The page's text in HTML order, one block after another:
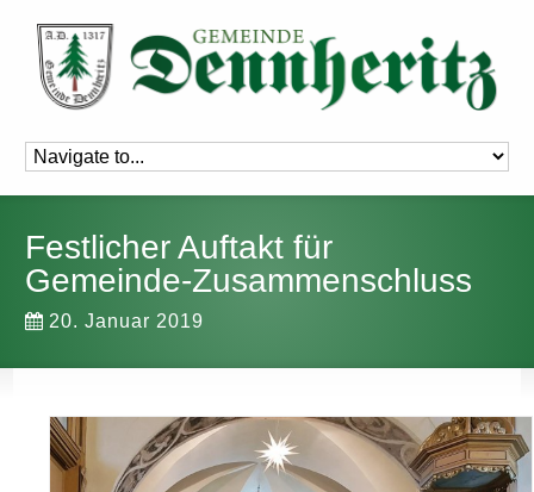
Festlicher Auftakt für
Gemeinde-Zusammenschluss
20. Januar 2019